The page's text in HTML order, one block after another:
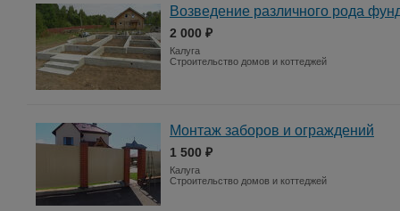
Возведение различного рода
2 000 ₽
Калуга
Строительство домов и коттеджей
Монтаж заборов и ограждений
1 500 ₽
Калуга
Строительство домов и коттеджей